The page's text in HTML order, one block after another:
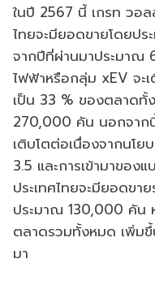
ในปี 2567 นี้ เกรท วอ
ไทยจะมียอดขายโดยป
จากปีที่ผ่านมาประมาณ
ไฟฟ้าหรือกลุ่ม xEV จะ
เป็น 33 % ของตลาดทั้
270,000 คัน นอกจาก
เติบโตต่อเนื่องจากนโ
3.5 และการเข้ามาของ
ประเทศไทยจะมียอดข
ประมาณ 130,000 คัน
ตลาดรวมทั้งหมด เพิ่ม
มา